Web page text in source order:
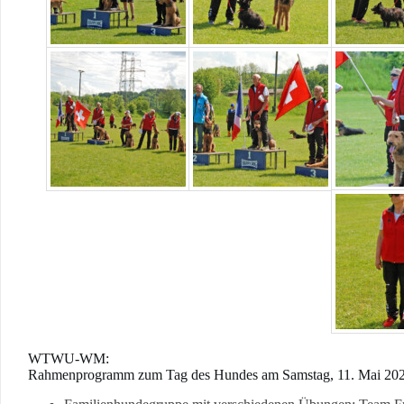
WTWU-WM:
Rahmenprogramm zum Tag des Hundes am Samstag, 11. Mai